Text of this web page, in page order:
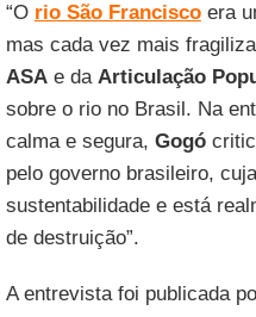
“O rio São Franciscoera
mas cada vez mais
ASAe da Articulação
sobre o rio no Brasil. Na
calma e segura, Gogó
pelo governo brasileiro,
sustentabilidade e está
de destruição”.
A entrevista foi publicada